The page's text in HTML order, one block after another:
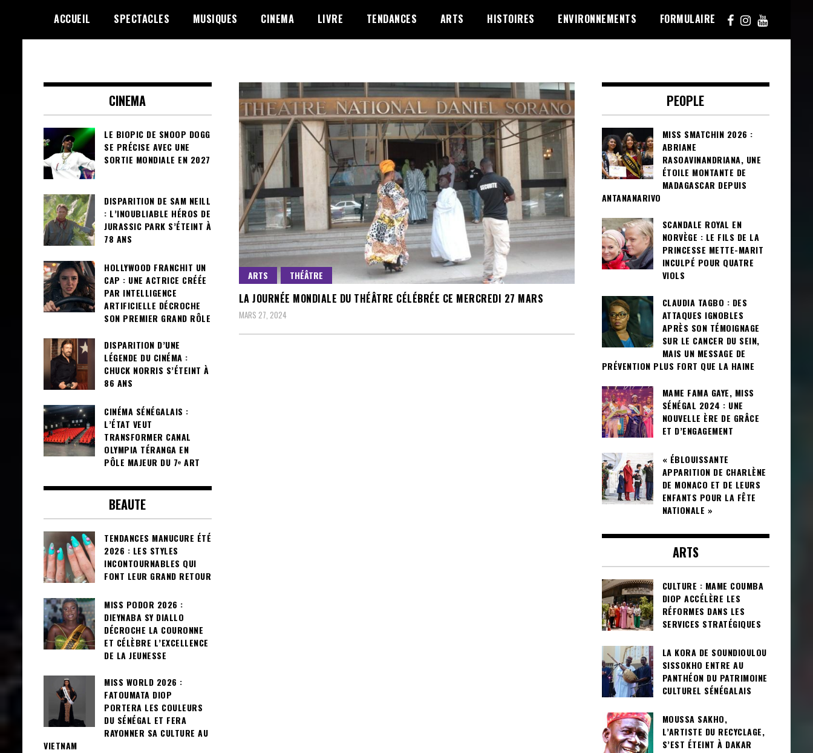
content
ACCUEIL SPECTACLES MUSIQUES CINEMA LIVRE TENDANCES ARTS HISTOIRES ENVIRONNEMENTS FORMULAIRE
sunuculture
ARTS THÉÂTRE
LA JOURNÉE MONDIALE DU THÉÂTRE CÉLÉBRÉE CE MERCREDI 27 MARS
MARS 27, 2024
CINEMA
LE BIOPIC DE SNOOP DOGG
SE PRÉCISE AVEC UNE
SORTIE MONDIALE EN 2027
DISPARITION DE SAM NEILL
: L’INOUBLIABLE HÉROS DE
JURASSIC PARK S’ÉTEINT À
78 ANS
HOLLYWOOD FRANCHIT UN
CAP : UNE ACTRICE CRÉÉE
PAR INTELLIGENCE
ARTIFICIELLE DÉCROCHE
SON PREMIER GRAND RÔLE
DISPARITION D’UNE
LÉGENDE DU CINÉMA :
CHUCK NORRIS S’ÉTEINT À
86 ANS
CINÉMA SÉNÉGALAIS :
L’ÉTAT VEUT
TRANSFORMER CANAL
OLYMPIA TÉRANGA EN
PÔLE MAJEUR DU 7ᵉ ART
BEAUTE
TENDANCES MANUCURE ÉTÉ
2026 : LES STYLES
INCONTOURNABLES QUI
FONT LEUR GRAND RETOUR
MISS PODOR 2026 :
DIEYNABA SY DIALLO
DÉCROCHE LA COURONNE
ET CÉLÈBRE L’EXCELLENCE
DE LA JEUNESSE
MISS WORLD 2026 :
FATOUMATA DIOP
PORTERA LES COULEURS
DU SÉNÉGAL ET FERA
RAYONNER SA CULTURE AU
VIETNAM
PEOPLE
MISS SMATCHIN 2026 :
ABRIANE
RASOAVINANDRIANA, UNE
ÉTOILE MONTANTE DE
MADAGASCAR DEPUIS
ANTANANARIVO
SCANDALE ROYAL EN
NORVÈGE : LE FILS DE LA
PRINCESSE METTE-MARIT
INCULPÉ POUR QUATRE
VIOLS
CLAUDIA TAGBO : DES
ATTAQUES IGNOBLES
APRÈS SON TÉMOIGNAGE
SUR LE CANCER DU SEIN,
MAIS UN MESSAGE DE
PRÉVENTION PLUS FORT QUE LA HAINE
MAME FAMA GAYE, MISS
SÉNÉGAL 2024 : UNE
NOUVELLE ÈRE DE GRÂCE
ET D’ENGAGEMENT
« ÉBLOUISSANTE
APPARITION DE CHARLÈNE
DE MONACO ET DE LEURS
ENFANTS POUR LA FÊTE
NATIONALE »
ARTS
CULTURE : MAME COUMBA
DIOP ACCÉLÈRE LES
RÉFORMES DANS LES
SERVICES STRATÉGIQUES
LA KORA DE SOUNDIOULOU
SISSOKHO ENTRE AU
PANTHÉON DU PATRIMOINE
CULTUREL SÉNÉGALAIS
MOUSSA SAKHO,
L’ARTISTE DU RECYCLAGE,
S’EST ÉTEINT À DAKAR